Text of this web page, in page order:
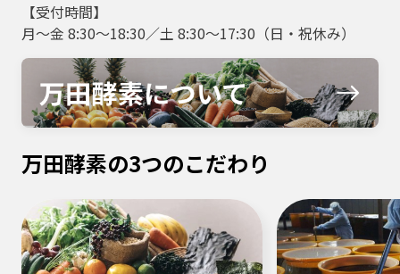
【受付時間】
月～金 8:30～18:30／土 8:30～17:30（日・祝休み）
万田酵素の3つのこだわり